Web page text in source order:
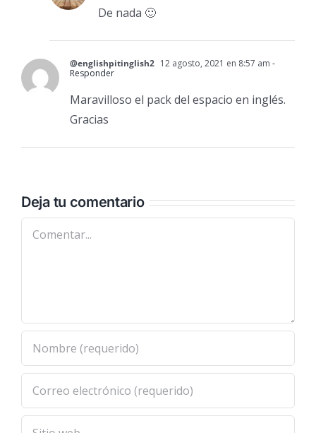
De nada 🙂
@englishpitinglish2 12 agosto, 2021 en 8:57 am -
Responder
Maravilloso el pack del espacio en inglés.
Gracias
Deja tu comentario
Comentar